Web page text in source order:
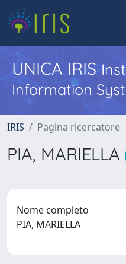
UNICA IRIS
Information
IRIS Pagina ricercatore
PIA, MARIELLA
Nome completo
PIA, MARIELLA